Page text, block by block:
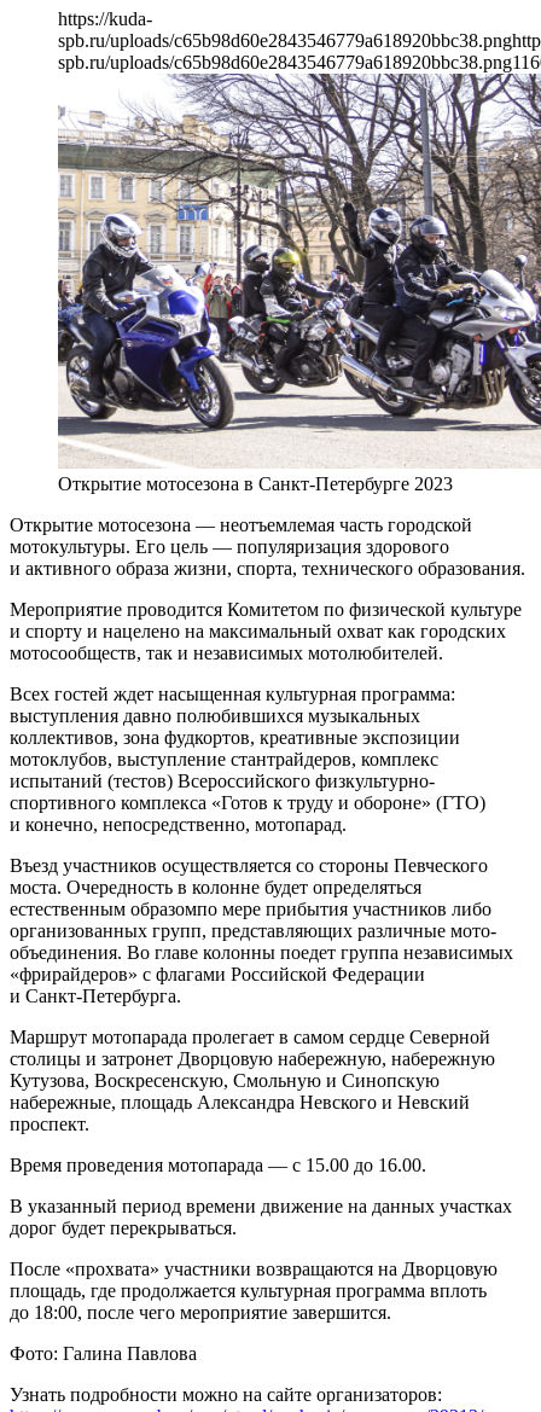
https://kuda-
spb.ru/uploads/c65b98d60e2843546779a618920bbc38.png
spb.ru/uploads/c65b98d60e2843546779a618920bbc38.png
Открытие мотосезона в Санкт-Петербурге 2023
Открытие мотосезона — неотъемлемая часть городской
мотокультуры. Его цель — популяризация здорового
и активного образа жизни, спорта, технического образования.
Мероприятие проводится Комитетом по физической культуре
и спорту и нацелено на максимальный охват как городских
мотосообществ, так и независимых мотолюбителей.
Всех гостей ждет насыщенная культурная программа:
выступления давно полюбившихся музыкальных
коллективов, зона фудкортов, креативные экспозиции
мотоклубов, выступление стантрайдеров, комплекс
испытаний (тестов) Всероссийского физкультурно-
спортивного комплекса «Готов к труду и обороне» (ГТО)
и конечно, непосредственно, мотопарад.
Въезд участников осуществляется со стороны Певческого
моста. Очередность в колонне будет определяться
естественным образомпо мере прибытия участников либо
организованных групп, представляющих различные мото-
объединения. Во главе колонны поедет группа независимых
«фрирайдеров» с флагами Российской Федерации
и Санкт‑Петербурга.
Маршрут мотопарада пролегает в самом сердце Северной
столицы и затронет Дворцовую набережную, набережную
Кутузова, Воскресенскую, Смольную и Синопскую
набережные, площадь Александра Невского и Невский
проспект.
Время проведения мотопарада — с 15.00 до 16.00.
В указанный период времени движение на данных участках
дорог будет перекрываться.
После «прохвата» участники возвращаются на Дворцовую
площадь, где продолжается культурная программа вплоть
до 18:00, после чего мероприятие завершится.
Фото: Галина Павлова
Узнать подробности можно на сайте организаторов: